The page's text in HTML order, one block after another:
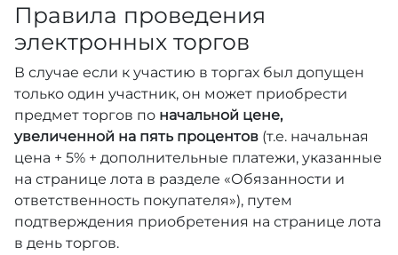
Правила проведения
электронных торгов
В случае если к участию в торгах был допущен
только один участник, он может приобрести
предмет торгов по начальной цене,
увеличенной на пять процентов (т.е. начальная
цена + 5% + дополнительные платежи, указанные
на странице лота в разделе «Обязанности и
ответственность покупателя»), путем
подтверждения приобретения на странице лота
в день торгов.